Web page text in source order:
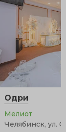
Одри
Мелиот
Челябинск, ул.